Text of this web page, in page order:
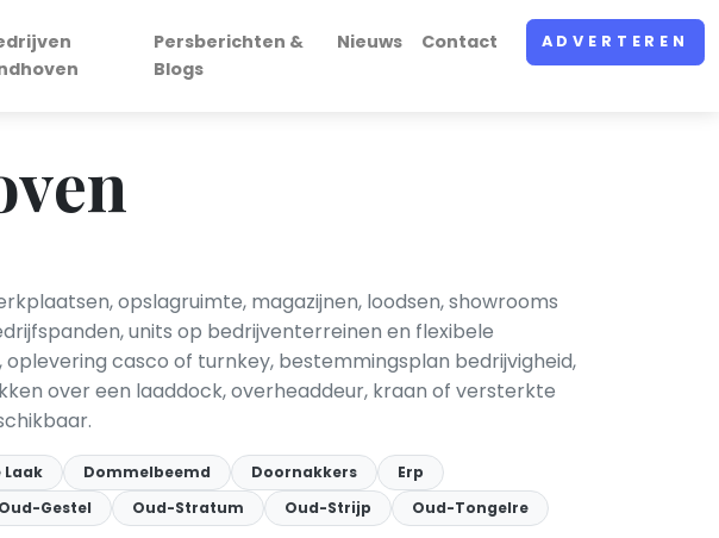
Persberichten &
Blogs
Nieuws Contact ADVERTEREN
opslagruimte, magazijnen, loodsen, showrooms
units op bedrijventerreinen en flexibele
casco of turnkey, bestemmingsplan bedrijvigheid,
over een laaddock, overheaddeur, kraan of versterkte
Laak Dommelbeemd Doornakkers
Erp
Oud-Gestel Oud-Stratum Oud-Strijp
Oud-Tongelre